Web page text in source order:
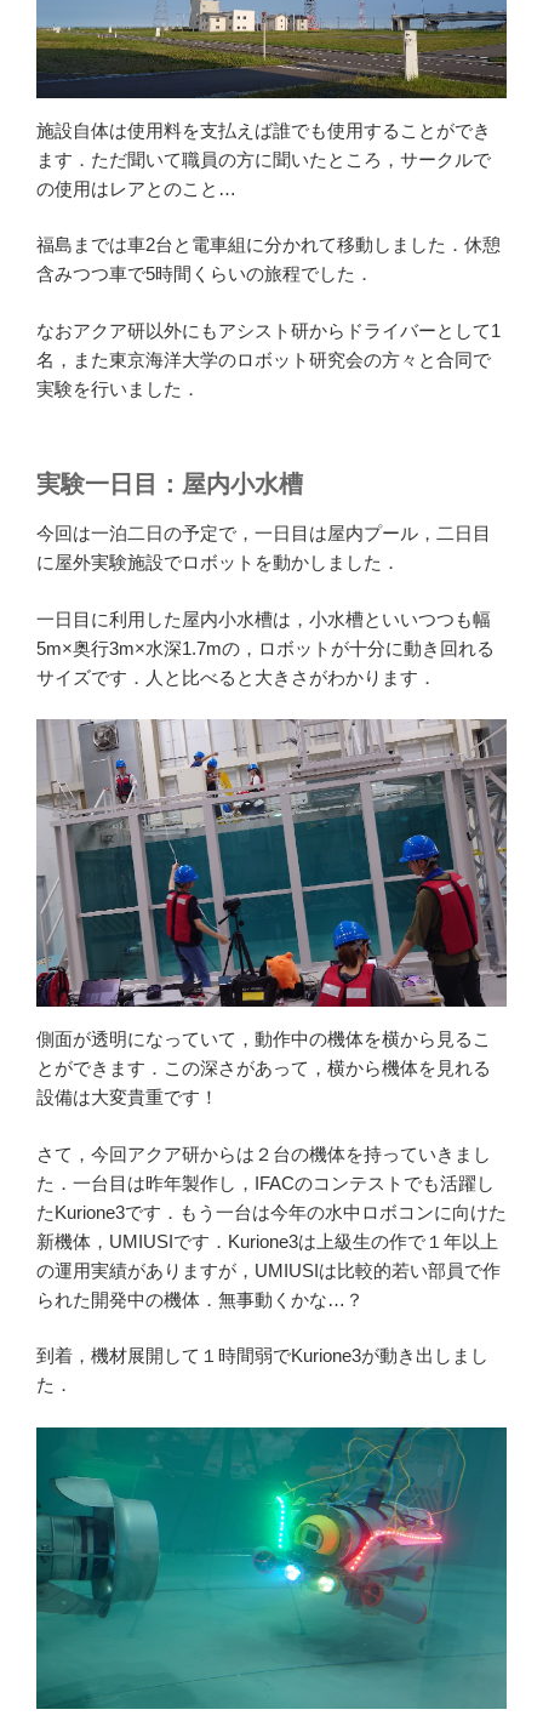
施設自体は使用料を支払えば誰でも使用することができ
ます．ただ聞いて職員の方に聞いたところ，サークルで
の使用はレアとのこと…
福島までは車2台と電車組に分かれて移動しました．休憩
含みつつ車で5時間くらいの旅程でした．
なおアクア研以外にもアシスト研からドライバーとして1
名，また東京海洋大学のロボット研究会の方々と合同で
実験を行いました．
実験一日目：屋内小水槽
今回は一泊二日の予定で，一日目は屋内プール，二日目
に屋外実験施設でロボットを動かしました．
一日目に利用した屋内小水槽は，小水槽といいつつも幅
5m×奥行3m×水深1.7mの，ロボットが十分に動き回れる
サイズです．人と比べると大きさがわかります．
側面が透明になっていて，動作中の機体を横から見るこ
とができます．この深さがあって，横から機体を見れる
設備は大変貴重です！
さて，今回アクア研からは２台の機体を持っていきまし
た．一台目は昨年製作し，IFACのコンテストでも活躍し
たKurione3です．もう一台は今年の水中ロボコンに向けた
新機体，UMIUSIです．Kurione3は上級生の作で１年以上
の運用実績がありますが，UMIUSIは比較的若い部員で作
られた開発中の機体．無事動くかな…？
到着，機材展開して１時間弱でKurione3が動き出しまし
た．